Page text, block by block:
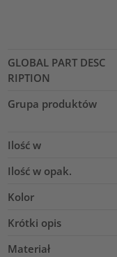
GLOBAL PART DESC
RIPTION
Grupa produktów
Ilość w
Ilość w opak.
Kolor
Krótki opis
Materiał